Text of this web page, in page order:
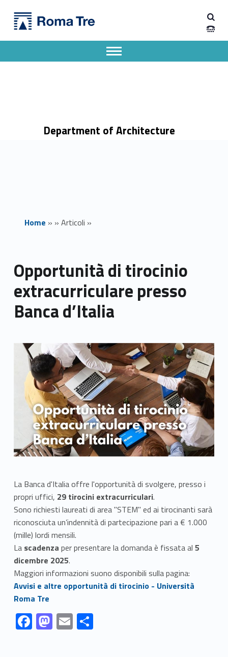
Opportunità di tirocinio extracurriculare presso Banca d’Italia - Dipartimento di Architettura
Department of Architecture
Apri il menu secondario
Header info sidebar
Home » » Articoli »
Opportunità di tirocinio
extracurriculare presso
Banca d’Italia
Link identifier archive #link-archive-thumb-soap-7963
La Banca d'Italia offre l'opportunità di svolgere, presso i
propri uffici, 29 tirocini extracurriculari.
Sono richiesti laureati di area "STEM" ed ai tirocinanti sarà
riconosciuta un’indennità di partecipazione pari a € 1.000
(mille) lordi mensili.
La scadenza per presentare la domanda è fissata al 5
dicembre 2025.
Maggiori informazioni suono disponibili sulla pagina:
Link identifier #identifier__105313-1
Avvisi e altre opportunità di tirocinio - Università
Roma Tre
Link identifier #identifier__47703-1
F
ac
Link identifier #identifier__129271-2 M
as
Link identifier #identifier__114535-3 E
m
Link identifier #identifier__110681-4 S
h